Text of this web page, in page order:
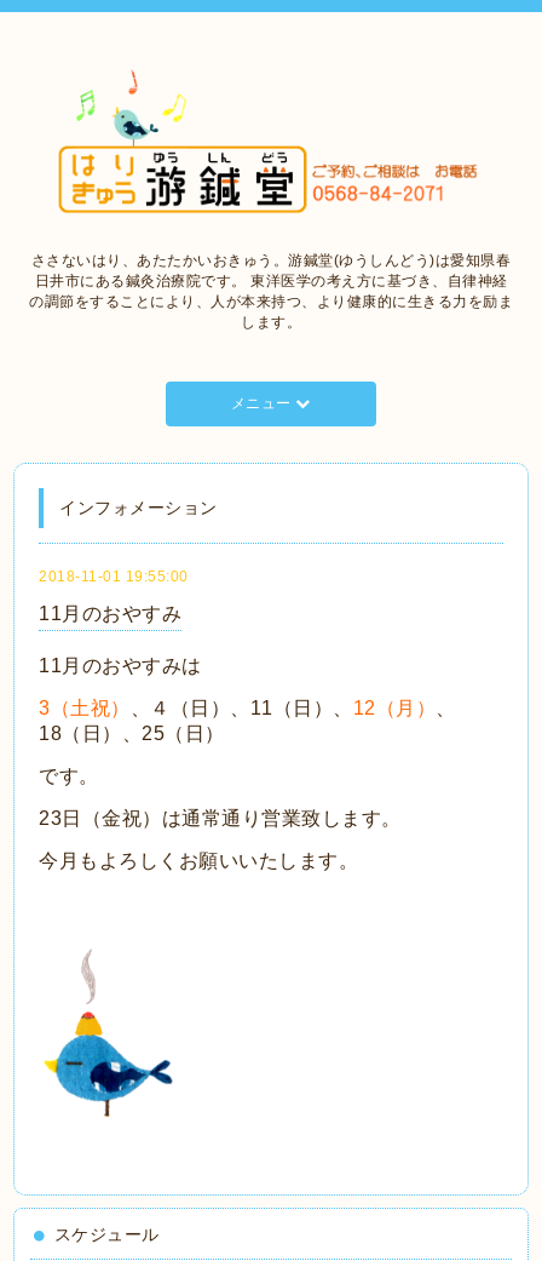
ささないはり、あたたかいおきゅう。游鍼堂(ゆうしんどう)は愛知県春
日井市にある鍼灸治療院です。 東洋医学の考え方に基づき、自律神経
の調節をすることにより、人が本来持つ、より健康的に生きる力を励ま
します。
メニュー
インフォメーション
2018-11-01 19:55:00
11月のおやすみ
11月のおやすみは
3（土祝） 、４（日）、11（日）、 12（月）
18（日）、25（日）
です。
23日（金祝）は通常通り営業致します。
今月もよろしくお願いいたします。
スケジュール